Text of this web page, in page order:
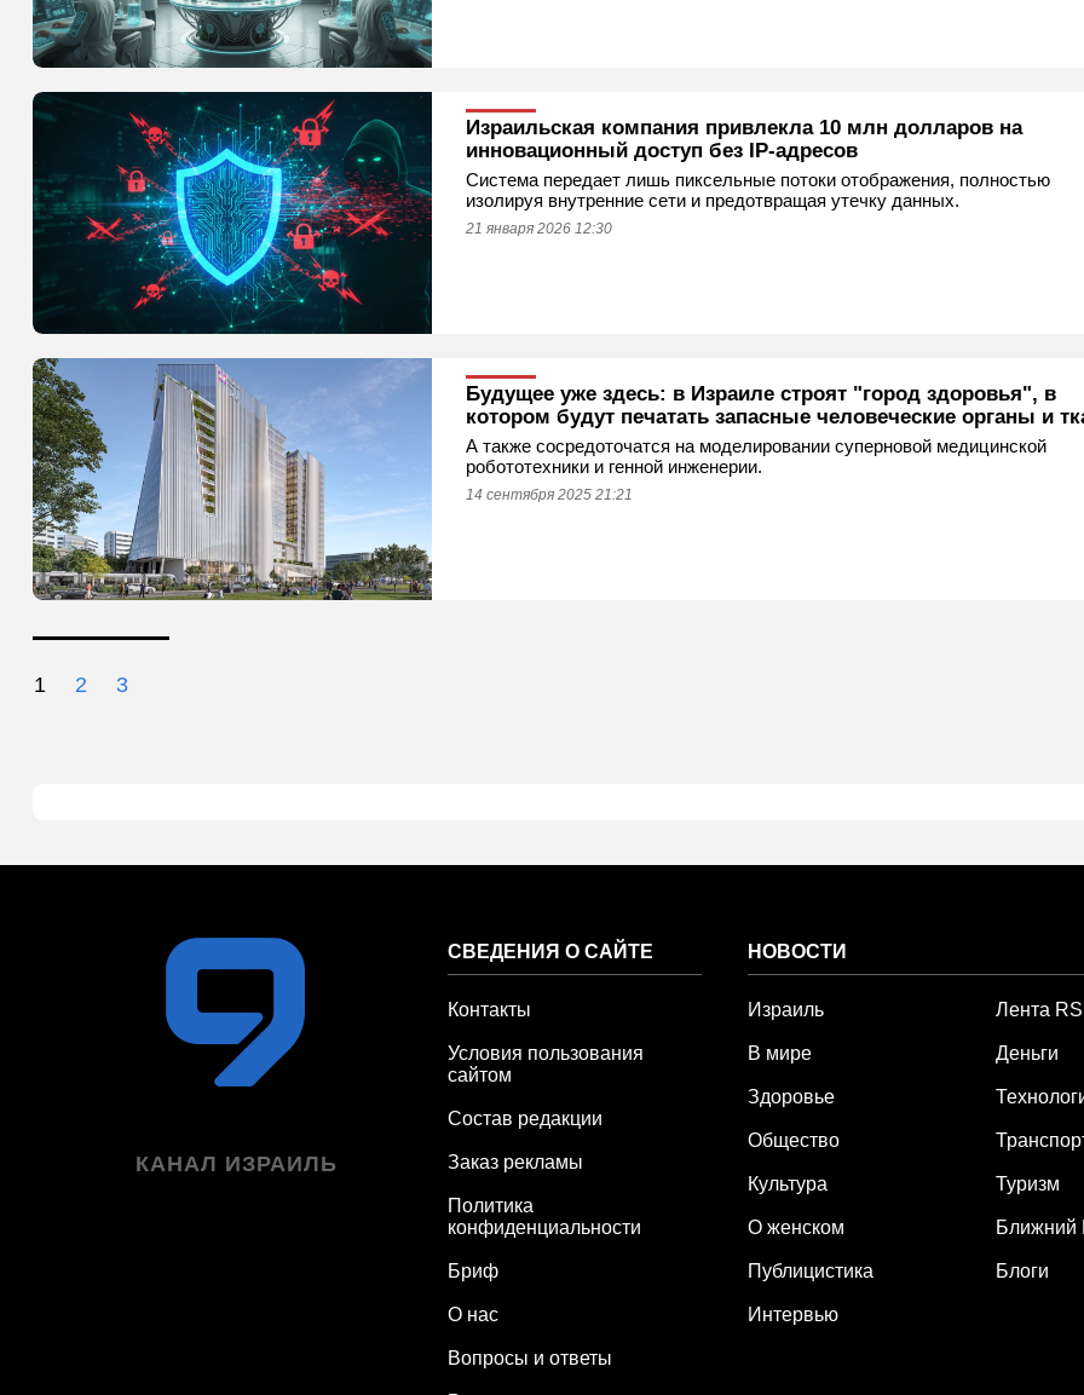
Израильская компания привлекла 10 млн долларов на
инновационный доступ без IP‑адресов
Система передает лишь пиксельные потоки отображения, полностью
изолируя внутренние сети и предотвращая утечку данных.
21 января 2026 12:30
Будущее уже здесь: в Израиле строят "город здоровья", в
котором будут печатать запасные человеческие органы и
А также сосредоточатся на моделировании суперновой медицинской
робототехники и генной инженерии.
14 сентября 2025 21:21
1 2 3
КАНАЛ ИЗРАИЛЬ
СВЕДЕНИЯ О САЙТЕ
Контакты
Условия пользования
сайтом
Состав редакции
Заказ рекламы
Политика
конфиденциальности
Бриф
О нас
Вопросы и ответы
НОВОСТИ
Израиль Лента
В мире Деньги
Здоровье
Общество
Культура Туризм
О женском Ближний
Публицистика Блоги
Интервью